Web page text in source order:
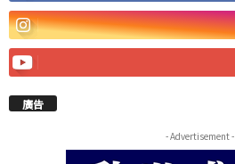
廣告
- Advertisement -